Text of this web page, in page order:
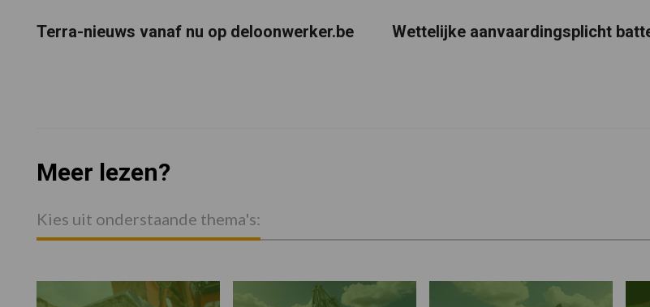
Terra-nieuws vanaf nu op deloonwerker.be Wettelijke aanvaardingsplicht
Meer lezen?
Kies uit onderstaande thema's: